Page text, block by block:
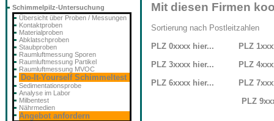
Mit diesen Firmen
Sortierung nach Postleitzahlen
PLZ 0xxxx hier... PLZ
PLZ 3xxxx hier... PLZ
PLZ 6xxxx hier... PLZ
PLZ
Schimmelpilz-Untersuchung
Übersicht über Proben / Messungen
Kontaktproben
Materialproben
Abklatschproben
Staubproben
Raumluftmessung Sporen
Raumluftmessung Partikel
Raumluftmessung MVOC
Do-It-Yourself Schimmeltest
Sedimentationsprobe
Analyse im Labor
Milbentest
Nährmedien
Angebot anfordern